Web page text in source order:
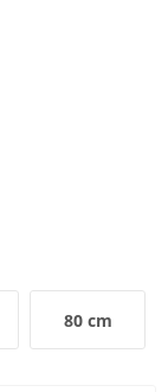
80 cm